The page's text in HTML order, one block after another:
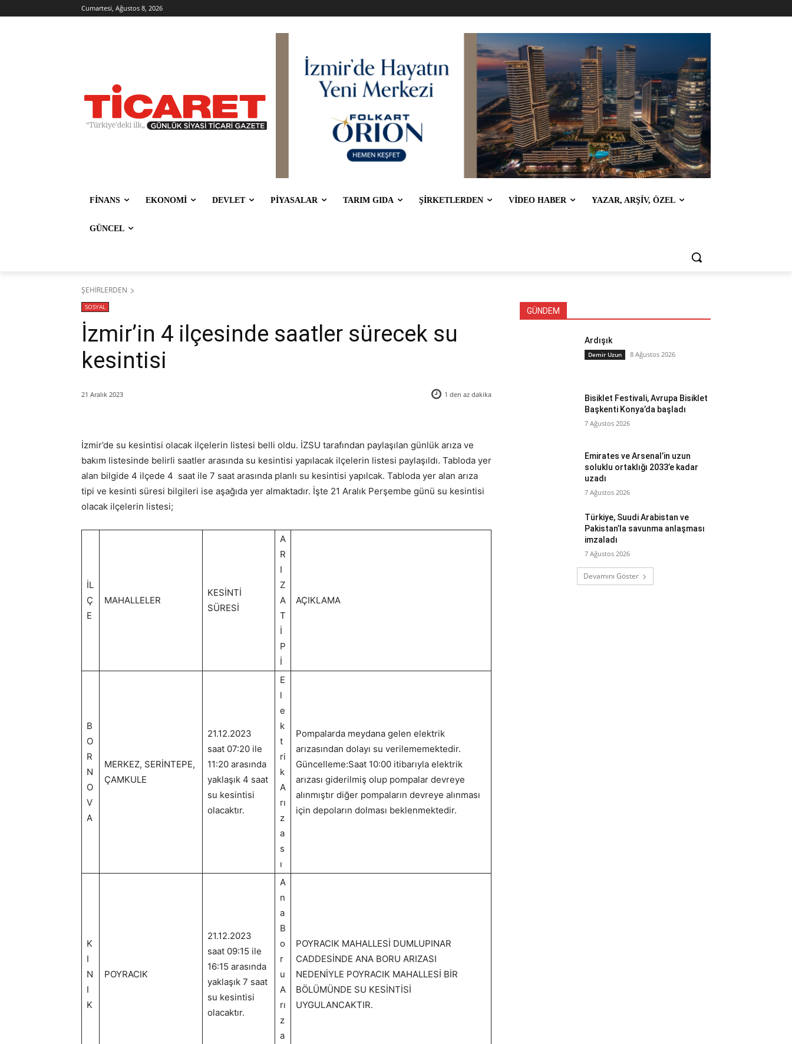
Cumartesi, Ağustos 8, 2026
FİNANS EKONOMİ DEVLET PİYASALAR TARIM GIDA ŞİRKETLERDEN VİDEO HABER YAZAR, ARŞİV, ÖZEL
GÜNCEL
ŞEHİRLERDEN
SOSYAL
İzmir’in 4 ilçesinde saatler sürecek su
kesintisi
21 Aralık 2023 1 den az dakika
İzmir’de su kesintisi olacak ilçelerin listesi belli oldu. İZSU tarafından paylaşılan günlük arıza ve
bakım listesinde belirli saatler arasında su kesintisi yapılacak ilçelerin listesi paylaşıldı. Tabloda yer
alan bilgide 4 ilçede 4 saat ile 7 saat arasında planlı su kesintisi yapılcak. Tabloda yer alan arıza
tipi ve kesinti süresi bilgileri ise aşağıda yer almaktadır. İşte 21 Aralık Perşembe günü su kesintisi
olacak ilçelerin listesi;
İL
Ç
E
MAHALLELER
KESİNTİ
SÜRESİ
A
R
I
Z
A
T
İ
P
İ
AÇIKLAMA
B
O
R
N
O
V
A
MERKEZ, SERİNTEPE,
ÇAMKULE
21.12.2023
saat 07:20 ile
11:20 arasında
yaklaşık 4 saat
su kesintisi
olacaktır.
E
l
e
k
t
ri
k
A
rı
z
a
s
ı
Pompalarda meydana gelen elektrik
arızasından dolayı su verilememektedir.
Güncelleme:Saat 10:00 itibarıyla elektrik
arızası giderilmiş olup pompalar devreye
alınmıştır diğer pompaların devreye alınması
için depoların dolması beklenmektedir.
K
I
N
I
K
POYRACIK
21.12.2023
saat 09:15 ile
16:15 arasında
yaklaşık 7 saat
su kesintisi
olacaktır.
A
n
a
B
o
r
u
A
rı
z
a
POYRACIK MAHALLESİ DUMLUPINAR
CADDESİNDE ANA BORU ARIZASI
NEDENİYLE POYRACIK MAHALLESİ BİR
BÖLÜMÜNDE SU KESİNTİSİ
UYGULANCAKTIR.
GÜNDEM
Ardışık
Demir Uzun 8 Ağustos 2026
Bisiklet Festivali, Avrupa Bisiklet
Başkenti Konya’da başladı
7 Ağustos 2026
Emirates ve Arsenal’in uzun
soluklu ortaklığı 2033’e kadar
uzadı
7 Ağustos 2026
Türkiye, Suudi Arabistan ve
Pakistan’la savunma anlaşması
imzaladı
7 Ağustos 2026
Devamını Göster